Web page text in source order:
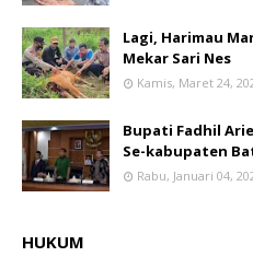
Lagi, Harimau
Mekar Sari Nes
Kamis, Maret 24,
Bupati Fadhil
Se-kabupaten
Rabu, Januari 04,
HUKUM